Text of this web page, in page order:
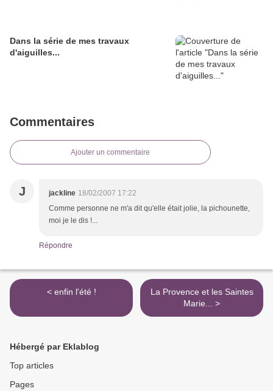
Dans la série de mes travaux
d'aiguilles...
Commentaires
Ajouter un commentaire
J jackline 18/02/2007 17:22
Comme personne ne m'a dit qu'elle était jolie, la pichounette,
moi je le dis !...
Répondre
< enfin l'été !
La Provence et les Saintes
Marie... >
Hébergé par Eklablog
Top articles
Pages